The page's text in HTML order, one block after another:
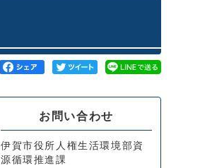
お問い合わせ
伊賀市役所人権生活環境部資
源循環推進課